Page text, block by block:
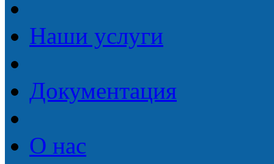
Наши услуги
Документация
О нас